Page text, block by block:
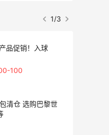
1/3
品促销！入球
100
清仓 选购巴黎世